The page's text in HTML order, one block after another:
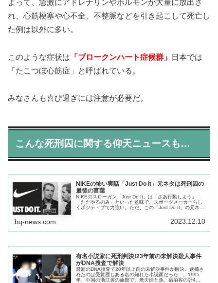
よって、急激にアドレナリンやホルモンが大量に放出さ
れ、心筋梗塞や心不全、不整脈などを引き起こして死亡し
た例は以外に多い。
このような症状は 「ブロークンハート症候群」
日本では
「たこつぼ心筋症」と呼ばれている。
みなさんも喜び過ぎには注意が必要だ。
こんな死刑囚に関する仰天ニュースも…
NIKEの怖い実話「Just Do It」元ネタは死刑囚の
最後の言葉
NIKEのスローガン「Just Do It」は「さあ行動しよう」
「ただやるのみ」といった意味で、スポーツメーカーらし
くポジティブで力強い。ただ、この「Just Do It」の元ネタ
bq-news.com 2023.12.10
有名小説家に死刑判決!23年前の未解決殺人事件
がDNA捜査で解決
最新のDNA捜査で20年以上前の未解決事件が解決。逮捕さ
れたのは受賞歴もある名の知れた小説家だった…。1995
年、中国の浙江省の旅館で、老夫婦と孫、宿泊客の計4人